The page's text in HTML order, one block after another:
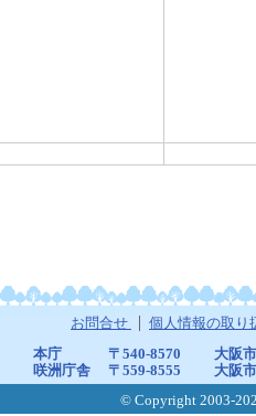
お問合せ 個人情報の取り
本庁 〒540-8570
大阪
咲洲庁舎
〒559-8555
大阪
© Copyright 2003-